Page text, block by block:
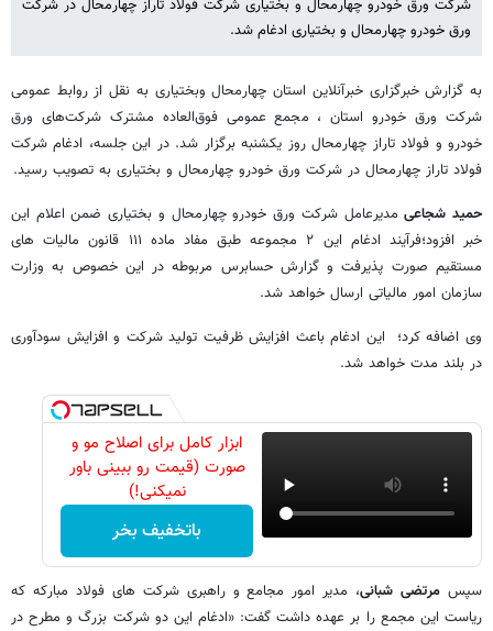
شرکت ورق خودرو چهارمحال و بختیاری شرکت فولاد تاراز چهارمحال در شرکت
ورق خودرو چهارمحال و بختیاری ادغام شد.
به گزارش خبرگزاری خبرآنلاین استان چهارمحال وبختیاری به نقل از روابط عمومی
شرکت ورق خودرو استان ، مجمع عمومی فوق‌العاده مشترک شرکت‌های ورق
خودرو و فولاد تاراز چهارمحال روز یکشنبه برگزار شد. در این جلسه، ادغام شرکت
فولاد تاراز چهارمحال در شرکت ورق خودرو چهارمحال و بختیاری به تصویب رسید.
حمید شجاعیمدیرعامل شرکت ورق خودرو چهارمحال و بختیاری ضمن اعلام این
خبر افزود؛فرآیند ادغام این ۲ مجموعه طبق مفاد ماده ۱۱۱ قانون مالیات های
مستقیم صورت پذیرفت و گزارش حسابرس مربوطه در این خصوص به وزارت
سازمان امور مالیاتی ارسال خواهد شد.
وی اضافه کرد؛ این ادغام باعث افزایش ظرفیت تولید شرکت و افزایش سودآوری
در بلند مدت خواهد شد.
ابزار کامل برای اصلاح مو و
صورت (قیمت رو ببینی باور
نمیکنی!)
باتخفیف بخر
سپس مرتضی شبانی، مدیر امور مجامع و راهبری شرکت های فولاد مبارکه که
ریاست این مجمع را بر عهده داشت گفت: «ادغام این دو شرکت بزرگ و مطرح در